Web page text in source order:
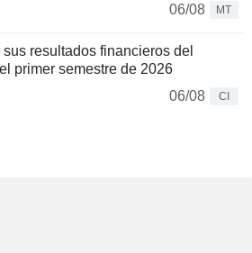
06/08
MT
resultados financieros del
primer semestre de 2026
06/08
CI